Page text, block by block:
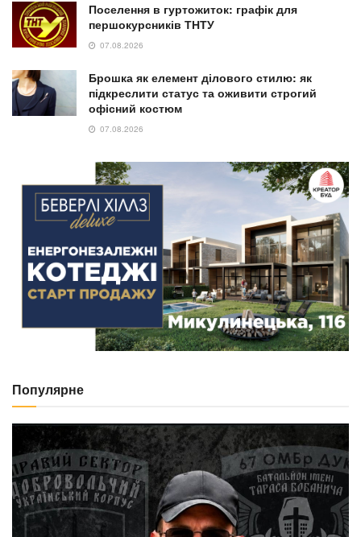
Поселення в гуртожиток: графік для
першокурсників ТНТУ
07.08.2026
Брошка як елемент ділового стилю: як
підкреслити статус та оживити строгий
офісний костюм
07.08.2026
Популярне